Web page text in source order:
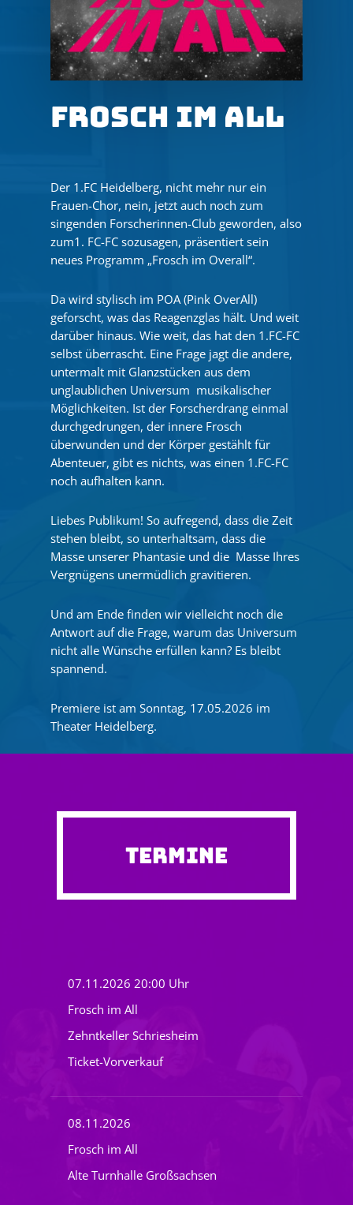
FROSCH IM ALL
Der 1.FC Heidelberg, nicht mehr nur ein
Frauen-Chor, nein, jetzt auch noch zum
singenden Forscherinnen-Club geworden, also
zum1. FC-FC sozusagen, präsentiert sein
neues Programm „Frosch im Overall“.
Da wird stylisch im POA (Pink OverAll)
geforscht, was das Reagenzglas hält. Und weit
darüber hinaus. Wie weit, das hat den 1.FC-FC
selbst überrascht. Eine Frage jagt die andere,
untermalt mit Glanzstücken aus dem
unglaublichen Universum musikalischer
Möglichkeiten. Ist der Forscherdrang einmal
durchgedrungen, der innere Frosch
überwunden und der Körper gestählt für
Abenteuer, gibt es nichts, was einen 1.FC-FC
noch aufhalten kann.
Liebes Publikum! So aufregend, dass die Zeit
stehen bleibt, so unterhaltsam, dass die
Masse unserer Phantasie und die Masse Ihres
Vergnügens unermüdlich gravitieren.
Und am Ende finden wir vielleicht noch die
Antwort auf die Frage, warum das Universum
nicht alle Wünsche erfüllen kann? Es bleibt
spannend.
Premiere ist am Sonntag, 17.05.2026 im
Theater Heidelberg.
TERMINE
07.11.2026 20:00 Uhr
Frosch im All
Zehntkeller Schriesheim
Ticket-Vorverkauf
08.11.2026
Frosch im All
Alte Turnhalle Großsachsen